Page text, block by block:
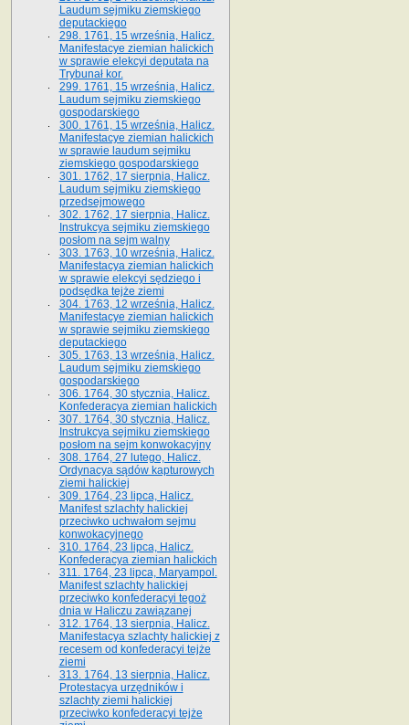
Laudum sejmiku ziemskiego
deputackiego
298. 1761, 15 września, Halicz.
Manifestacye ziemian halickich
w sprawie elekcyi deputata na
Trybunał kor.
299. 1761, 15 września, Halicz.
Laudum sejmiku ziemskiego
gospodarskiego
300. 1761, 15 września, Halicz.
Manifestacye ziemian halickich
w sprawie laudum sejmiku
ziemskiego gospodarskiego
301. 1762, 17 sierpnia, Halicz.
Laudum sejmiku ziemskiego
przedsejmowego
302. 1762, 17 sierpnia, Halicz.
Instrukcya sejmiku ziemskiego
posłom na sejm walny
303. 1763, 10 września, Halicz.
Manifestacya ziemian halickich
w sprawie elekcyi sędziego i
podsędka tejże ziemi
304. 1763, 12 września, Halicz.
Manifestacye ziemian halickich
w sprawie sejmiku ziemskiego
deputackiego
305. 1763, 13 września, Halicz.
Laudum sejmiku ziemskiego
gospodarskiego
306. 1764, 30 stycznia, Halicz.
Konfederacya ziemian halickich
307. 1764, 30 stycznia, Halicz.
Instrukcya sejmiku ziemskiego
posłom na sejm konwokacyjny
308. 1764, 27 lutego, Halicz.
Ordynacya sądów kapturowych
ziemi halickiej
309. 1764, 23 lipca, Halicz.
Manifest szlachty halickiej
przeciwko uchwałom sejmu
konwokacyjnego
310. 1764, 23 lipca, Halicz.
Konfederacya ziemian halickich
311. 1764, 23 lipca, Maryampol.
Manifest szlachty halickiej
przeciwko konfederacyi tegoż
dnia w Haliczu zawiązanej
312. 1764, 13 sierpnia, Halicz.
Manifestacya szlachty halickiej z
recesem od konfederacyi tejże
ziemi
313. 1764, 13 sierpnia, Halicz.
Protestacya urzędników i
szlachty ziemi halickiej
przeciwko konfederacyi tejże